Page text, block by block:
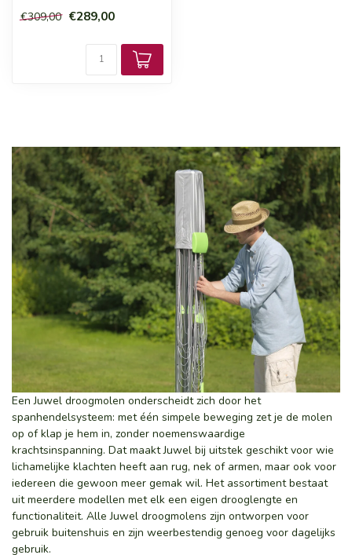
€309,00 €289,00
Een Juwel droogmolen onderscheidt zich door het
spanhendelsysteem: met één simpele beweging zet je de molen
op of klap je hem in, zonder noemenswaardige
krachtsinspanning. Dat maakt Juwel bij uitstek geschikt voor wie
lichamelijke klachten heeft aan rug, nek of armen, maar ook voor
iedereen die gewoon meer gemak wil. Het assortiment bestaat
uit meerdere modellen met elk een eigen drooglengte en
functionaliteit. Alle Juwel droogmolens zijn ontworpen voor
gebruik buitenshuis en zijn weerbestendig genoeg voor dagelijks
gebruik.